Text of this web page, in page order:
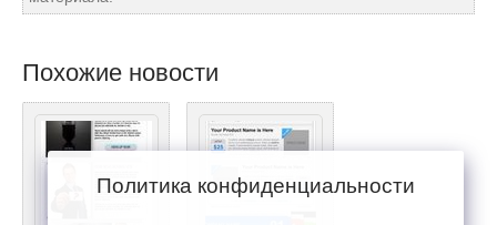
Похожие новости
Политика конфиденциальности